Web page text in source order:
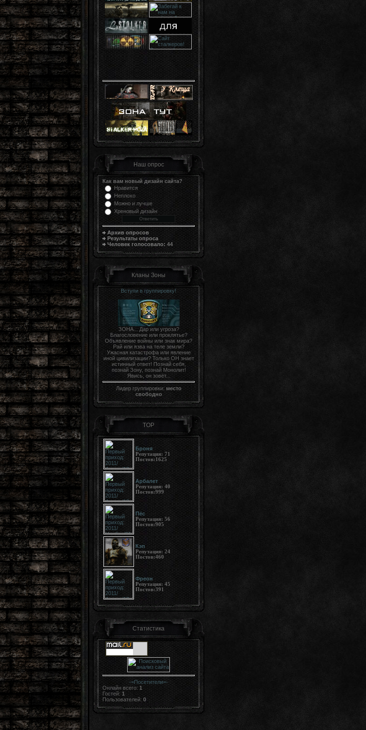
Наш опрос
Как вам новый дизайн сайта?
Нравится
Неплохо
Можно и лучше
Хреновый дизайн
Архив опросов
Результаты опроса
Человек голосовало: 44
Кланы Зоны
Вступи в группировку!
ЗОНА... Дар или угроза?
Благословение или проклятье?
Объявление войны или знак мира?
Рай или язва на теле земли?
Ужасная катастрофа или явление
иной цивилизации? Только ОН знает
истинный ответ! Познай себя,
познай Зону, познай Монолит!
Явись, он зовёт...
Лидер группировки: место
свободно
TOP
Броня
Репутация: 71
Постов:1625
Арбалет
Репутация: 40
Постов:999
Пёс
Репутация: 56
Постов:905
Кэп
Репутация: 24
Постов:460
Фреон
Репутация: 45
Постов:391
Статистика
-=Посетители=-
Онлайн всего: 1
Гостей: 1
Пользователей: 0